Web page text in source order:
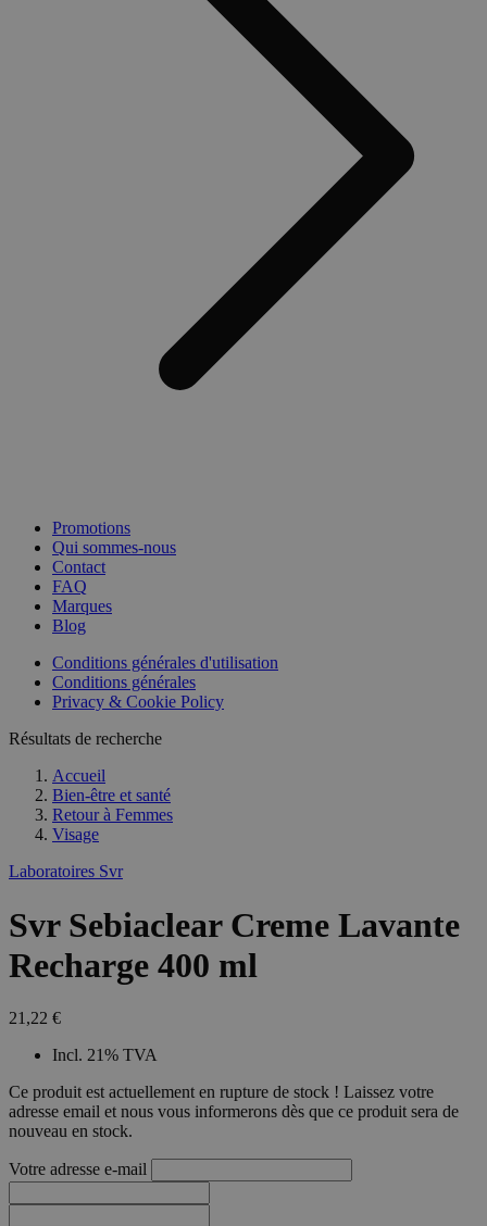
Promotions
Qui sommes-nous
Contact
FAQ
Marques
Blog
Conditions générales d'utilisation
Conditions générales
Privacy & Cookie Policy
Résultats de recherche
Accueil
Bien-être et santé
Retour à Femmes
Visage
Laboratoires Svr
Svr Sebiaclear Creme Lavante
Recharge 400 ml
21,22 €
Incl. 21% TVA
Ce produit est actuellement en rupture de stock ! Laissez votre
adresse email et nous vous informerons dès que ce produit sera de
nouveau en stock.
Votre adresse e-mail